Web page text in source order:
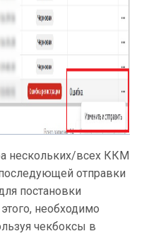
нескольких/всех ККМ
отправки
постановки
необходимо
чекбоксы в